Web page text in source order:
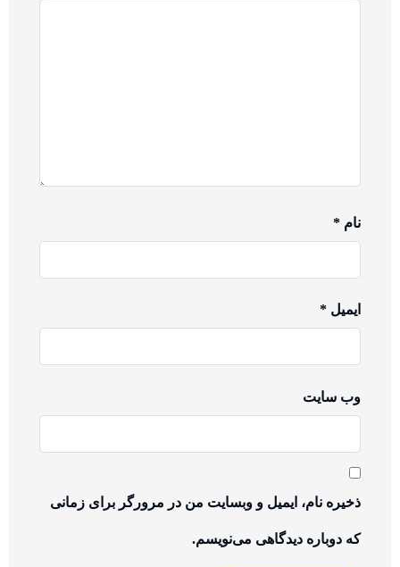
نام*
ایمیل*
وب‌ سایت
ذخیره نام، ایمیل و وبسایت من در مرورگر برای زمانی
که دوباره دیدگاهی می‌نویسم.